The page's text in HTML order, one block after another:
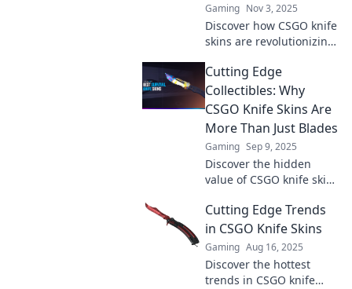
Gaming Nov 3, 2025
Discover how CSGO knife
skins are revolutionizing
player style. Dive into the
cutting-edge world of
virtual collectibles!
Cutting Edge
Collectibles: Why
CSGO Knife Skins Are
More Than Just Blades
Gaming Sep 9, 2025
Discover the hidden
value of CSGO knife skins
ultimate collectibles.
Unlock your gaming
investment today!
Cutting Edge Trends
in CSGO Knife Skins
Gaming Aug 16, 2025
Discover the hottest
trends in CSGO knife